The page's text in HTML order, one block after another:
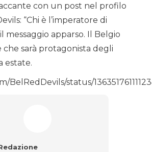
con un post nel profilo
“Chi è l’imperatore di
messaggio apparso. Il Belgio
che sarà protagonista degli
estate.
BelRedDevils/status/